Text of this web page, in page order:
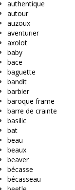
authentique
autour
auzoux
aventurier
axolot
baby
bace
baguette
bandit
barbier
baroque frame
barre de crainte
basilic
bat
beau
beaux
beaver
bécasse
bécasseau